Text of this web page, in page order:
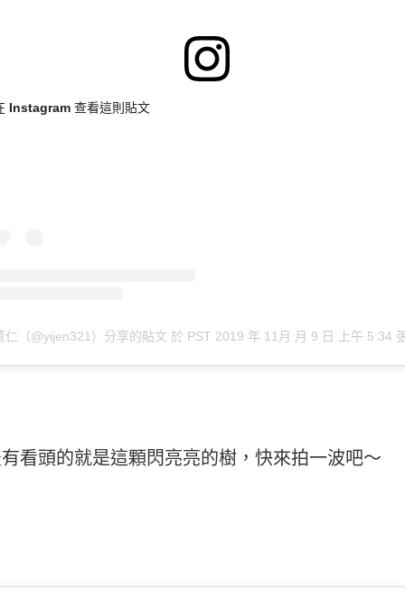
Instagram 查看這則貼文
仁（@yijen321）分享的貼文 於 PST 2019 年 11月 月 9 日 上午 5:34
看頭的就是這顆閃亮亮的樹，快來拍一波吧～